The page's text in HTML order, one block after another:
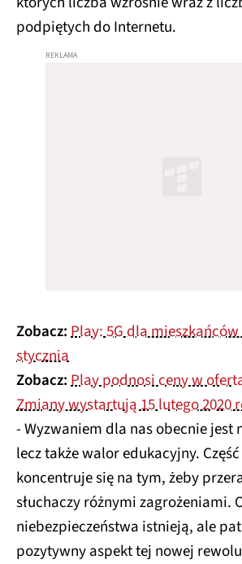
podpiętych do Internetu.
Zobacz:Play: 5G dla
stycznia
Zobacz:Play podnosi ceny w
Zmiany wystartują 15 lutego 2020
- Wyzwaniem dla nas obecnie jest
lecz także walor edukacyjny.
koncentruje się na tym, żeby
słuchaczy różnymi zagrożeniami.
niebezpieczeństwa istnieją, ale
pozytywny aspekt tej nowej